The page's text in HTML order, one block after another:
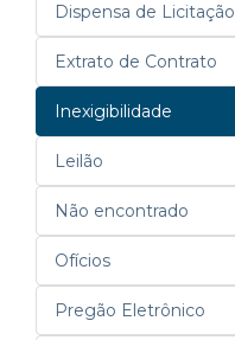
Dispensa de Licitação
Extrato de Contrato
Inexigibilidade
Leilão
Não encontrado
Ofícios
Pregão Eletrônico